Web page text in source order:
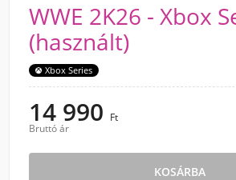
WWE 2K26 - Xbox
(használt)
Xbox Series
14 990 Ft
Bruttó ár
KOSÁRBA